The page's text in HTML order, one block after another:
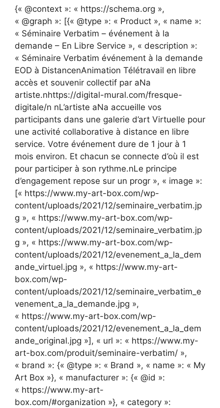
{« @context »: « https://schema.org »,
« @graph »: [{« @type »: « Product », « name »:
« Séminaire Verbatim – événement à la
demande – En Libre Service », « description »:
« Séminaire Verbatim événement à la demande
EOD à DistancenAnimation Télétravail en libre
accès et souvenir collectif par aNa
artiste.nhttps://digital-mural.com/fresque-
digitale/n nL’artiste aNa accueille vos
participants dans une galerie d’art Virtuelle pour
une activité collaborative à distance en libre
service. Votre événement dure de 1 jour à 1
mois environ. Et chacun se connecte d’où il est
pour participer à son rythme.nLe principe
d’engagement repose sur un progr », « image »:
[« https://www.my-art-box.com/wp-
content/uploads/2021/12/seminaire_verbatim.jp
g », « https://www.my-art-box.com/wp-
content/uploads/2021/12/seminaire_verbatim.jp
g », « https://www.my-art-box.com/wp-
content/uploads/2021/12/evenement_a_la_dem
ande_virtuel.jpg », « https://www.my-art-
box.com/wp-
content/uploads/2021/12/seminaire_verbatim_e
venement_a_la_demande.jpg »,
« https://www.my-art-box.com/wp-
content/uploads/2021/12/evenement_a_la_dem
ande_original.jpg »], « url »: « https://www.my-
art-box.com/produit/seminaire-verbatim/ »,
« brand »: {« @type »: « Brand », « name »: « My
Art Box »}, « manufacturer »: {« @id »:
« https://www.my-art-
box.com/#organization »}, « category »: